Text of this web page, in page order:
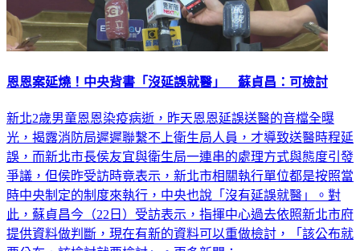
新北2歲男童恩恩染疫病逝，昨天恩恩延誤送醫的音檔全曝
光，揭露消防局遲遲聯繫不上衛生局人員，才導致送醫時程延
誤，而新北市長侯友宜與衛生局一連串的處理方式與態度引發
爭議，但侯昨受訪時竟表示，新北市相關執行單位都是按照當
時中央制定的制度來執行，中央也說「沒有延誤就醫」。對
此，蘇貞昌今（22日）受訪表示，指揮中心過去依照新北市府